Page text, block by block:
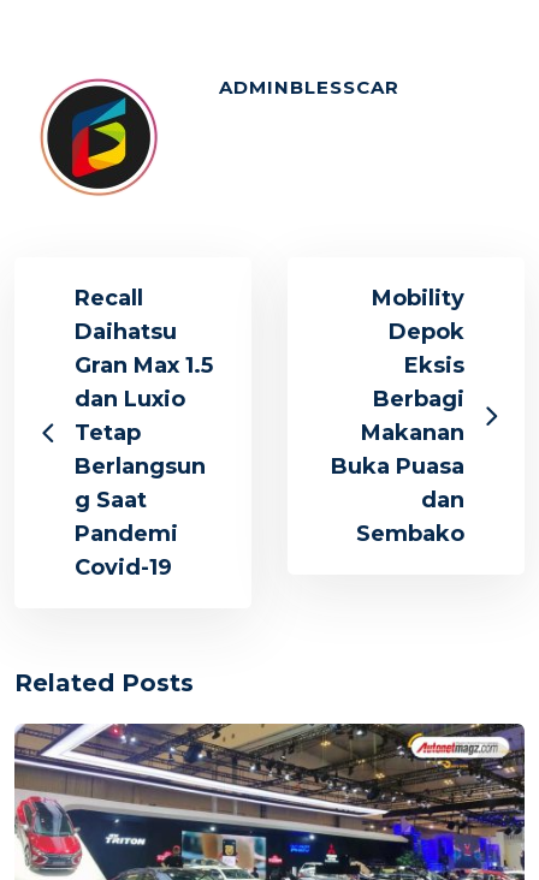
ADMINBLESSCAR
Recall
Daihatsu
Gran Max 1.5
dan Luxio
Tetap
Berlangsun
g Saat
Pandemi
Covid-19
Mobility
Depok
Eksis
Berbagi
Makanan
Buka Puasa
dan
Sembako
Related Posts